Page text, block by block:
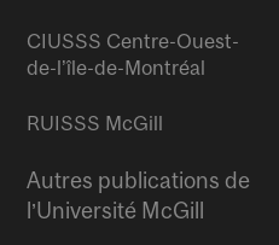
CIUSSS Centre-Ouest-
de-l’île-de-Montréal
RUISSS McGill
Autres publications de
l’Université McGill